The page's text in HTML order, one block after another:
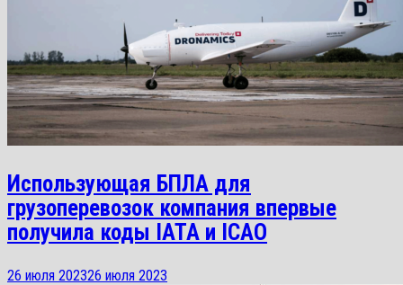
Использующая БПЛА для
грузоперевозок компания впервые
получила коды IATA и ICAO
26 июля 202326 июля 2023